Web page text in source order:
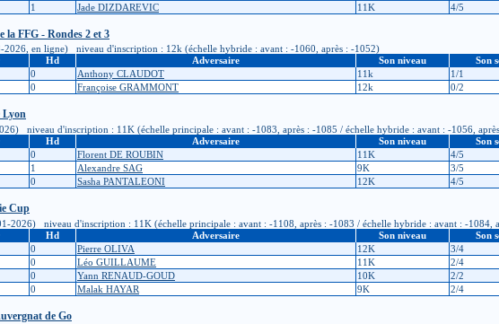
1 Jade DIZDAREVIC 11K 4/5
la FFG - Rondes 2 et 3
2026, en ligne) niveau d'inscription : 12k (échelle hybride : avant : -1060, après : -1052)
Hd Adversaire Son niveau Son
0 Anthony CLAUDOT 11k 1/1
0 Françoise GRAMMONT 12k 0/2
Lyon
niveau d'inscription : 11K (échelle principale : avant : -1083, après : -1085 / échelle hybride : avant : -1056,
Hd Adversaire Son niveau Son
0 Florent DE ROUBIN 11K 4/5
1 Alexandre SAG 9K 3/5
0 Sasha PANTALEONI 12K 4/5
Cup
2026) niveau d'inscription : 11K (échelle principale : avant : -1108, après : -1083 / échelle hybride : avant : -1084,
Hd Adversaire Son niveau Son
0 Pierre OLIVA 12K 3/4
0 Léo GUILLAUME 11K 2/4
0 Yann RENAUD-GOUD 10K 2/2
0 Malak HAYAR 9K 2/4
de Go